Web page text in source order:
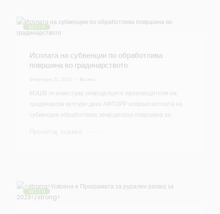
ВЕСТИ
Исплата на субвенции по обработлива
површина во градинарството
Февруари 22, 2023 Вести
МЗШВ ги известува земјоделците производители на
градинарски култури дека АФПЗРР изврши исплата на
субвенции обработлива земјоделска површина за...
Прочитај повеќе
ВЕСТИ